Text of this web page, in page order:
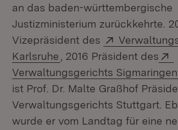
an das baden-württembergische
Justizministerium zurückkehrte.
Vizepräsident des
Extern:
Karlsruhe (Öffnet in neuem
, 2016 Präsident des
Verwaltungsgerichts Sigmaringen
ist Prof. Dr. Malte Graßhof
Verwaltungsgerichts Stuttgart.
wurde er vom Landtag für eine